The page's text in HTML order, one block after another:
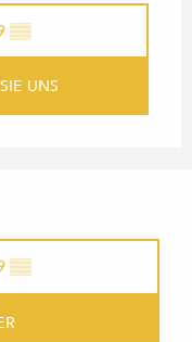
▒▒
UNS
▒▒